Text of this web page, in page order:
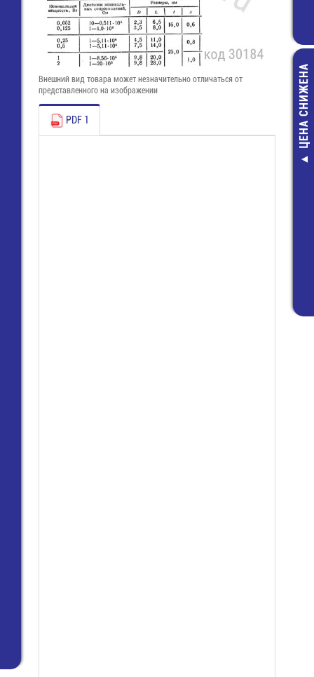
ЦЕНА СНИЖЕНА
Внешний вид товара может незначительно отличаться от
представленного на изображении
PDF 1